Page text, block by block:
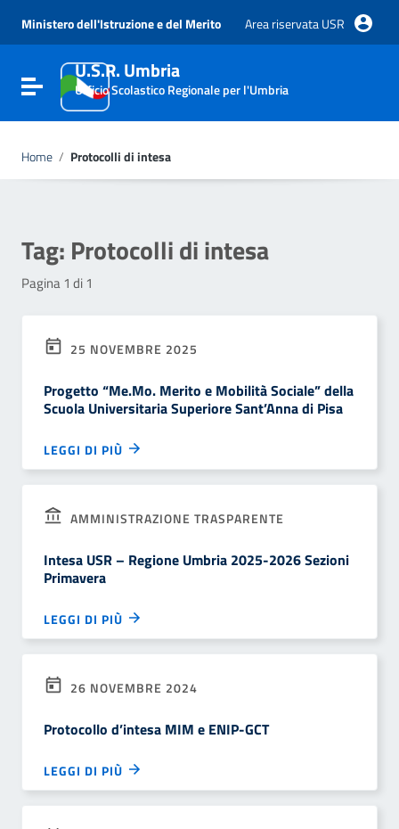
Vai al menu di navigazione
Vai al footer
Ministero dell'Istruzione e del Merito Area riservata USR
Attiva / disattiva la navigazione
U.S.R. Umbria
Ufficio Scolastico Regionale per l'Umbria
Home / Protocolli di intesa
Tag: Protocolli di intesa
Pagina 1 di 1
25 NOVEMBRE 2025
Progetto “Me.Mo. Merito e Mobilità Sociale” della
Scuola Universitaria Superiore Sant’Anna di Pisa
LEGGI DI PIÙ
AMMINISTRAZIONE TRASPARENTE
Intesa USR – Regione Umbria 2025-2026 Sezioni
Primavera
LEGGI DI PIÙ
26 NOVEMBRE 2024
Protocollo d’intesa MIM e ENIP-GCT
LEGGI DI PIÙ